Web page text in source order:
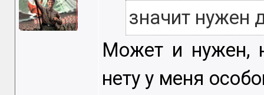
значит нужен
Может и нужен,
нету у меня